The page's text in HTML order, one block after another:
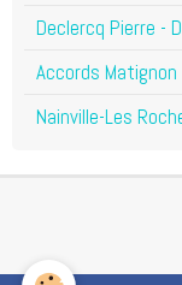
Declercq Pierre -
Accords Matignon
Nainville-Les